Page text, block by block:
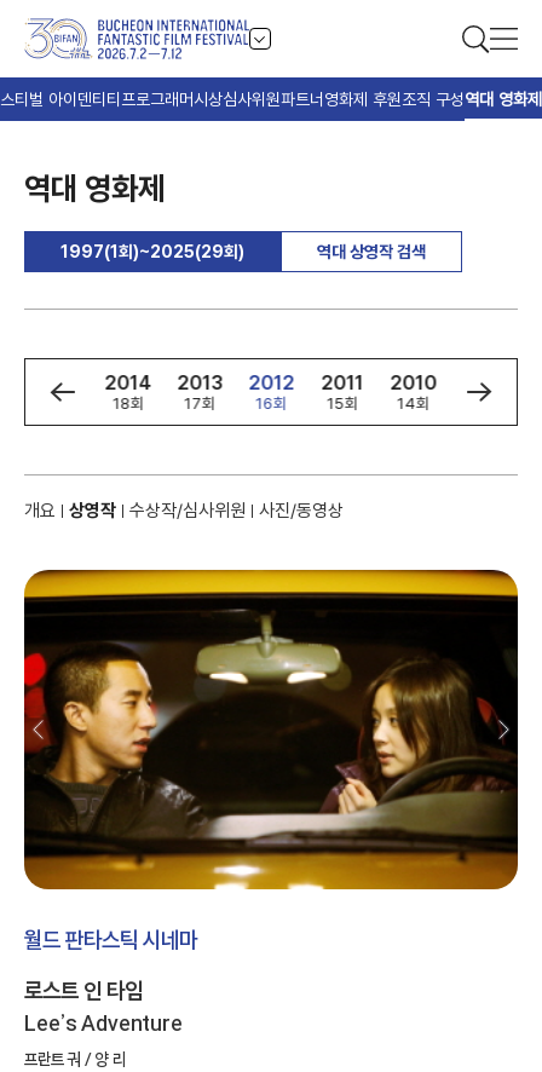
티벌 아이덴티티 프로그래머시상심사위원파트너 영화제 후원조직 구성역대 영화제
역대 영화제
1997(1회)~2025(29회) 역대 상영작 검색
2015
19회
2014
18회
2013
17회
2012
16회
2011
15회
2010
14회
2009
13회
개요 상영작 수상작/심사위원 사진/동영상
월드 판타스틱 시네마
로스트 인 타임
Lee’s Adventure
프란트 궈 / 양 리